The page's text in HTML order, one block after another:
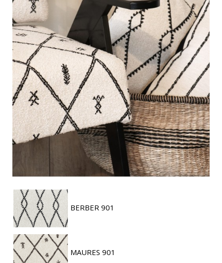
BERBER 901
MAURES 901